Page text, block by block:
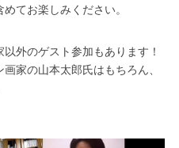
てお楽しみください。
外のゲスト参加もあります！
家の山本太郎氏はもちろん、